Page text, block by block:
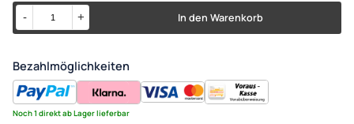
28,95 €